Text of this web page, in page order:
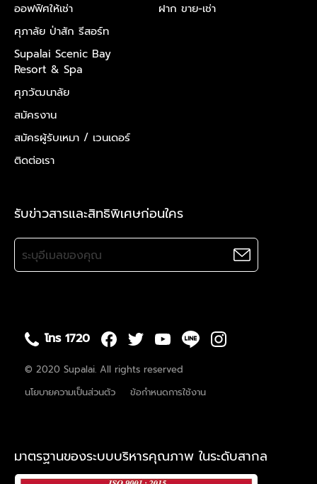
ออฟฟิศให้เช่า
ศุภาลัย ป่าสัก รีสอร์ท
Supalai Scenic Bay
Resort & Spa
ศุภวัฒนาลัย
สมัครงาน
สมัครผู้รับเหมา / เวนเดอร์
ติดต่อเรา
ฝาก ขาย-เช่า
รับข่าวสารและสิทธิพิเศษก่อนใคร
โทร 1720
© 2020 Supalai. All rights reserved
นโยบายความเป็นส่วนตัว
ข้อกำหนดการใช้งาน
มาตรฐานของระบบบริหารคุณภาพ ในระดับสากล